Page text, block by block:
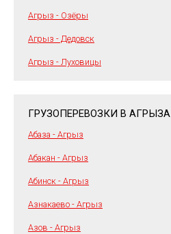
Агрыз - Озёры
Агрыз - Дедовск
Агрыз - Луховицы
ГРУЗОПЕРЕВОЗКИ В АГРЫЗА
Абаза - Агрыз
Абакан - Агрыз
Абинск - Агрыз
Азнакаево - Агрыз
Азов - Агрыз